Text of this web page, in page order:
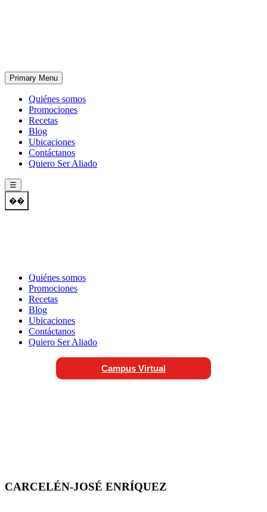
Primary Menu
Quiénes somos
Promociones
Recetas
Blog
Ubicaciones
Contáctanos
Quiero Ser Aliado
☰
��
Quiénes somos
Promociones
Recetas
Blog
Ubicaciones
Contáctanos
Quiero Ser Aliado
Campus Virtual
CARCELÉN-JOSÉ ENRÍQUEZ